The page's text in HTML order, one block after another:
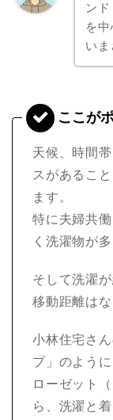
ン
を
いま
天候、時間
スがあるこ
ます。
特に夫婦共
く洗濯物が
そして洗濯
移動距離は
小林住宅さ
プ」のよう
ローゼット
ら、洗濯と